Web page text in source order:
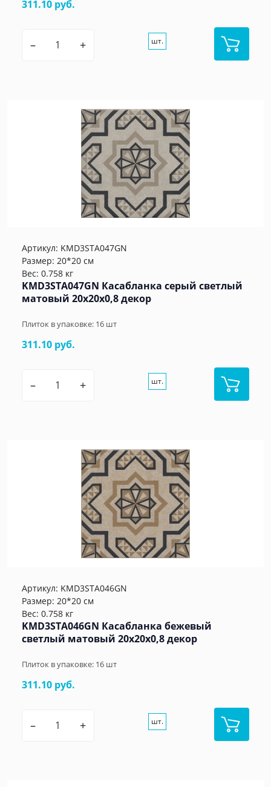
311.10 руб.
– + шт.
Артикул: KMD3STA047GN
Размер: 20*20 см
Вес: 0.758 кг
KMD3STA047GN Касабланка серый светлый
матовый 20x20x0,8 декор
Плиток в упаковке: 16 шт
311.10 руб.
– + шт.
Артикул: KMD3STA046GN
Размер: 20*20 см
Вес: 0.758 кг
KMD3STA046GN Касабланка бежевый
светлый матовый 20x20x0,8 декор
Плиток в упаковке: 16 шт
311.10 руб.
– + шт.